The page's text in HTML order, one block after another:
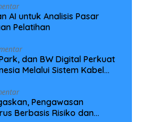
AI untuk Analisis Pasar
Pelatihan
dan BW Digital Perkuat
Melalui Sistem Kabel
Pengawasan
Berbasis Risiko dan